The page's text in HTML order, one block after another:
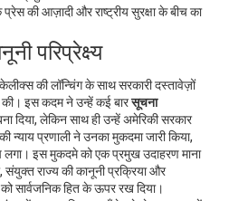
की आज़ादी और राष्ट्रीय सुरक्षा के बीच का
परिप्रेक्ष्य
की लॉन्चिंग के साथ सरकारी दस्तावेज़ों
की। इस कदम ने उन्हें कई बारसूचना
दिया, लेकिन साथ ही उन्हें अमेरिकी सरकार
न्याय प्रणाली ने उनका मुकदमा जारी किया,
इस मुकदमे को एक प्रमुख उदाहरण माना
, संयुक्त राज्य की कानूनी प्रक्रिया और
को सार्वजनिक हित के ऊपर रख दिया।